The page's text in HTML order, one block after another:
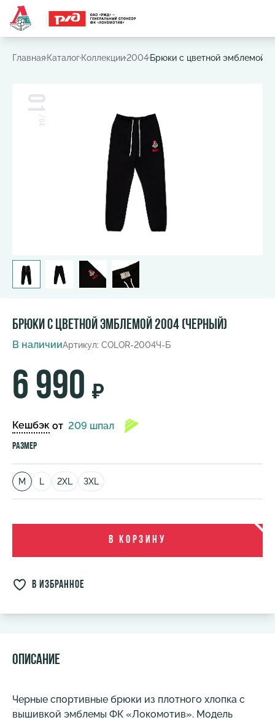
Главная Каталог Коллекции2004 Брюки с цветной эмблемой
01
/
04
Брюки с цветной эмблемой 2004 (черный)
В наличииАртикул: COLOR-2004Ч-Б
6 990 ₽
Кешбэк от 209 шпал
Размер
M L 2XL 3XL
В корзину
в избранное
Описание
Черные спортивные брюки из плотного хлопка с
вышивкой эмблемы ФК «Локомотив». Модель